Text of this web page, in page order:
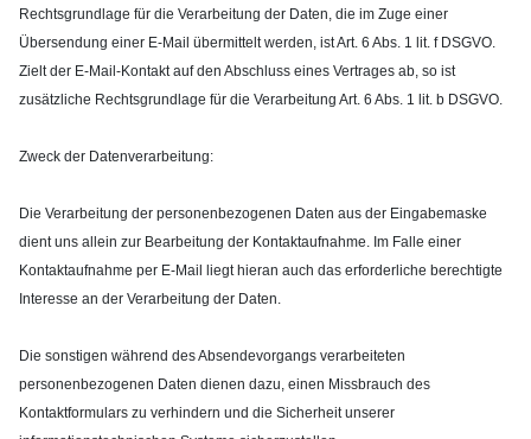
Rechtsgrundlage für die Verarbeitung der Daten, die im Zuge einer
Übersendung einer E-Mail übermittelt werden, ist Art. 6 Abs. 1 lit. f DSGVO.
Zielt der E-Mail-Kontakt auf den Abschluss eines Vertrages ab, so ist
zusätzliche Rechtsgrundlage für die Verarbeitung Art. 6 Abs. 1 lit. b DSGVO.
Zweck der Datenverarbeitung:
Die Verarbeitung der personenbezogenen Daten aus der Eingabemaske
dient uns allein zur Bearbeitung der Kontaktaufnahme. Im Falle einer
Kontaktaufnahme per E-Mail liegt hieran auch das erforderliche berechtigte
Interesse an der Verarbeitung der Daten.
Die sonstigen während des Absendevorgangs verarbeiteten
personenbezogenen Daten dienen dazu, einen Missbrauch des
Kontaktformulars zu verhindern und die Sicherheit unserer